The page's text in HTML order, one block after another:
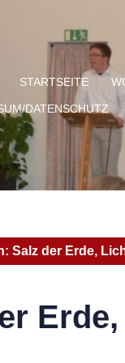
STARTSEITE
DATENSCHUTZ
Salz der Erde,